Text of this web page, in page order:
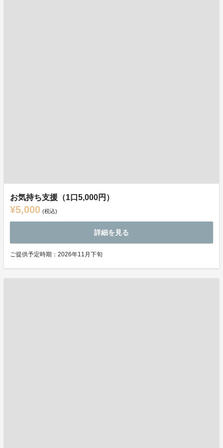
お気持ち支援（1口5,000円）
¥5,000 (税込)
詳細を見る
ご提供予定時期：2026年11月下旬